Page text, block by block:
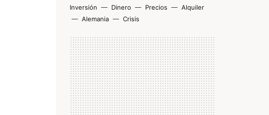
Inversión Dinero Precios
Alquiler
Alemania
Crisis